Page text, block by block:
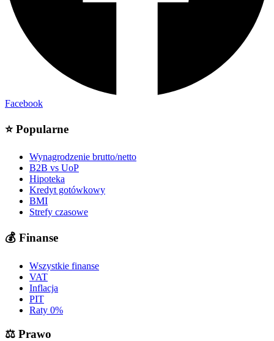
Facebook
⭐ Popularne
Wynagrodzenie brutto/netto
B2B vs UoP
Hipoteka
Kredyt gotówkowy
BMI
Strefy czasowe
💰 Finanse
Wszystkie finanse
VAT
Inflacja
PIT
Raty 0%
⚖️ Prawo